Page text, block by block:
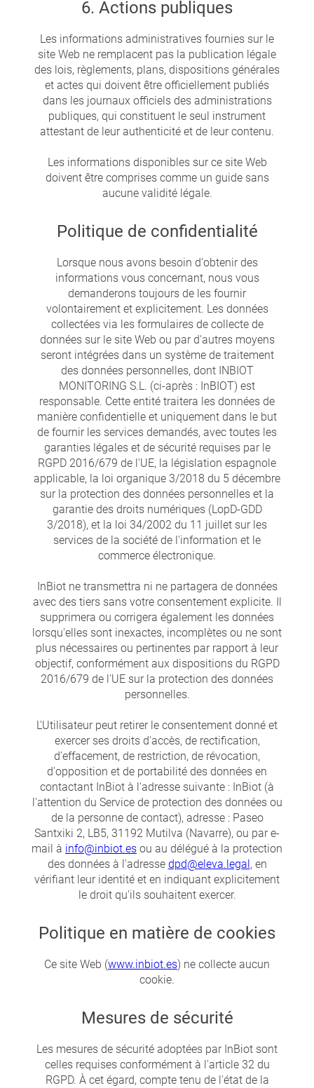
6. Actions publiques
Les informations administratives fournies sur le
site Web ne remplacent pas la publication légale
des lois, règlements, plans, dispositions générales
et actes qui doivent être officiellement publiés
dans les journaux officiels des administrations
publiques, qui constituent le seul instrument
attestant de leur authenticité et de leur contenu.
Les informations disponibles sur ce site Web
doivent être comprises comme un guide sans
aucune validité légale.
Politique de confidentialité
Lorsque nous avons besoin d'obtenir des
informations vous concernant, nous vous
demanderons toujours de les fournir
volontairement et explicitement. Les données
collectées via les formulaires de collecte de
données sur le site Web ou par d'autres moyens
seront intégrées dans un système de traitement
des données personnelles, dont INBIOT
MONITORING S.L. (ci-après : InBIOT) est
responsable. Cette entité traitera les données de
manière confidentielle et uniquement dans le but
de fournir les services demandés, avec toutes les
garanties légales et de sécurité requises par le
RGPD 2016/679 de l'UE, la législation espagnole
applicable, la loi organique 3/2018 du 5 décembre
sur la protection des données personnelles et la
garantie des droits numériques (LopD-GDD
3/2018), et la loi 34/2002 du 11 juillet sur les
services de la société de l'information et le
commerce électronique.
InBiot ne transmettra ni ne partagera de données
avec des tiers sans votre consentement explicite. Il
supprimera ou corrigera également les données
lorsqu'elles sont inexactes, incomplètes ou ne sont
plus nécessaires ou pertinentes par rapport à leur
objectif, conformément aux dispositions du RGPD
2016/679 de l'UE sur la protection des données
personnelles.
L'Utilisateur peut retirer le consentement donné et
exercer ses droits d'accès, de rectification,
d'effacement, de restriction, de révocation,
d'opposition et de portabilité des données en
contactant InBiot à l'adresse suivante : InBiot (à
l'attention du Service de protection des données ou
de la personne de contact), adresse : Paseo
Santxiki 2, LB5, 31192 Mutilva (Navarre), ou par e-
mail à info@inbiot.es ou au délégué à la protection
des données à l'adresse dpd@eleva.legal, en
vérifiant leur identité et en indiquant explicitement
le droit qu'ils souhaitent exercer.
Politique en matière de cookies
Ce site Web (www.inbiot.es) ne collecte aucun
cookie.
Mesures de sécurité
Les mesures de sécurité adoptées par InBiot sont
celles requises conformément à l'article 32 du
RGPD. À cet égard, compte tenu de l'état de la